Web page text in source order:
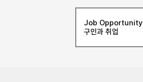
Job Opportunity
구인과 취업